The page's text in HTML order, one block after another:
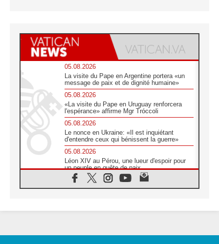
05.08.2026
La visite du Pape en Argentine portera «un
message de paix et de dignité humaine»
05.08.2026
«La visite du Pape en Uruguay renforcera
l'espérance» affirme Mgr Tróccoli
05.08.2026
Le nonce en Ukraine: «Il est inquiétant
d'entendre ceux qui bénissent la guerre»
05.08.2026
Léon XIV au Pérou, une lueur d'espoir pour
un peuple en quête de paix
05.08.2026
SCEAM: L'Église en Afrique vers